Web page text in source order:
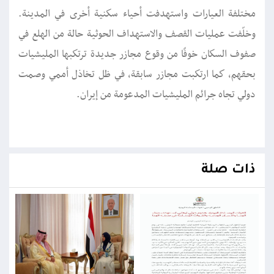
مختلفة العيارات واستهدفت أحياء سكنية أخرى في المدينة.
وخلّفت عمليات القصف والاستهداف الحوثية حالة من الهلع في
صفوف السكان خوفًا من وقوع مجازر جديدة ترتكبها المليشيات
بحقهم، كما ارتكبت مجازر سابقة، في ظل تخاذل أممي وصمت
دولي تجاه جرائم المليشيات المدعومة من إيران.
ذات صلة